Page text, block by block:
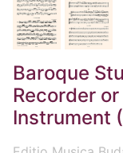
Baroque
Recorder
Instrument